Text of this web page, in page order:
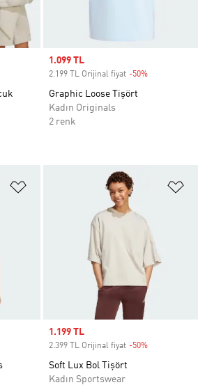
Sale price
1.099 TL
2.199 TL Orijinal fiyat -50%
Graphic Loose Tişört
Kadın Originals
2 renk
Favori Listesine Ekle
Sale price
1.199 TL
2.399 TL Orijinal fiyat -50%
Soft Lux Bol Tişört
Kadın Sportswear